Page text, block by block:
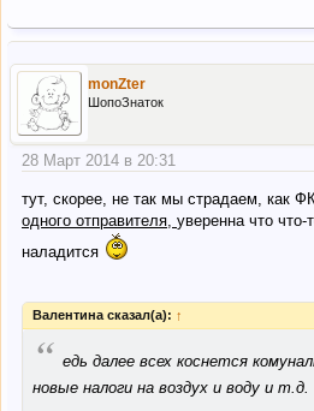
monZter
ШопоЗнаток
28 Март 2014 в 20:31
тут, скорее, не так мы страдаем, как
одного отправителя, уверенна что
наладится
Валентина сказал(а): ↑
“ едь далее всех коснется
новые налоги на воздух и воду и т.д.